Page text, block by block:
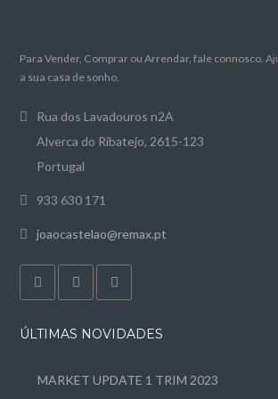
Para Vender, Comprar ou Arrendar, fale connosco.
a sua casa de sonho.
Rua dos Lavadouros n2A
Alverca do Ribatejo, 2615-123
Portugal
933 630 171
joaocastelao@remax.pt
ÚLTIMAS NOVIDADES
MARKET UPDATE 1 TRIM 2023